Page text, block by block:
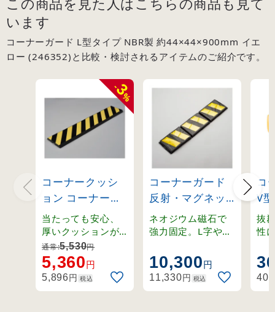
います
コーナーガード L型タイプ NBR製 約44×44×900mm イエ
ロー (246352)と比較・検討されるアイテムのご紹介です。
-
3
%
コーナークッシ
ョン コーナーガ
ード 無反射タイ
プ
200×1000×25m
m (246020)
当たっても安心、
厚いクッションが
車をガード。折れ
曲がり可能なコー
ナー用。
通常:5,530円
5,360円
5,896円 税込
コーナーガード
反射・マグネッ
ト付き LFG-1
(246088)
ネオジウム磁石で
強力固定。L字や曲
に設置可能。
10,300円
11,330円 税込
コ
V
製
抜
性
和
机
402